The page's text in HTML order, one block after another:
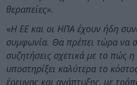
θεραπείες».
«Η ΕΕ και οι ΗΠΑ έχουν ήδη
συμφωνία. Θα πρέπει τώρα να
συζητήσεις σχετικά με το πώς
υποστηρίξει καλύτερα το
έρευνας και ανάπτυξης, με